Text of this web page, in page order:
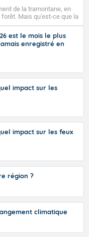
38 ou 39
Gard.
de la tramontane, en
Mais qu'est-ce que la
? La tramontane est un
nord, ou ouest à nord-
la vallée de l’Aude et à
du latin trasmontanus,
montagneuses
est le mois le plus
enregistré en
impact sur les
impact sur les feux
région ?
climatique